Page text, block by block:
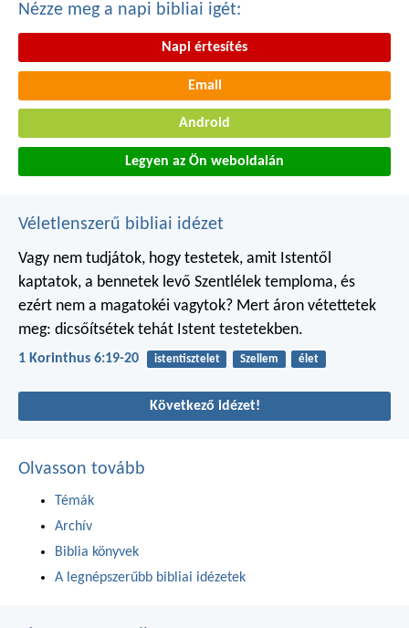
Nézze meg a napi bibliai igét:
Napi értesítés
Email
Android
Legyen az Ön weboldalán
Véletlenszerű bibliai idézet
Vagy nem tudjátok, hogy testetek, amit Istentől
kaptatok, a bennetek levő Szentlélek temploma, és
ezért nem a magatokéi vagytok? Mert áron vétettetek
meg: dicsőítsétek tehát Istent testetekben.
1 Korinthus 6:19-20 istentisztelet Szellem élet
Következő idézet!
Olvasson tovább
Témák
Archív
Biblia könyvek
A legnépszerűbb bibliai idézetek